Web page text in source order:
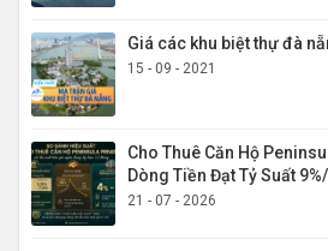
Giá các khu biệt thự đà
15 - 09 - 2021
Cho Thuê Căn Hộ
Dòng Tiền Đạt Tỷ Suất
21 - 07 - 2026